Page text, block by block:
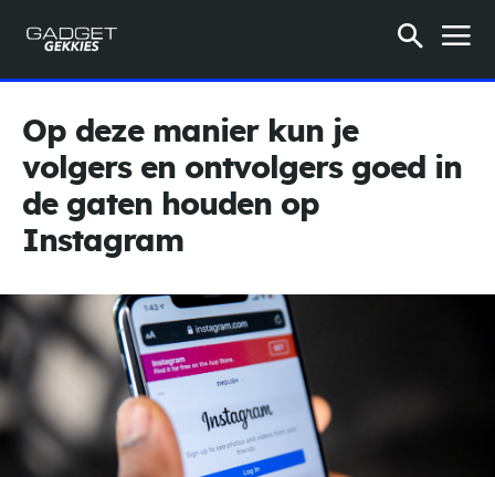
Op deze manier kun je
volgers en ontvolgers goed in
de gaten houden op
Instagram